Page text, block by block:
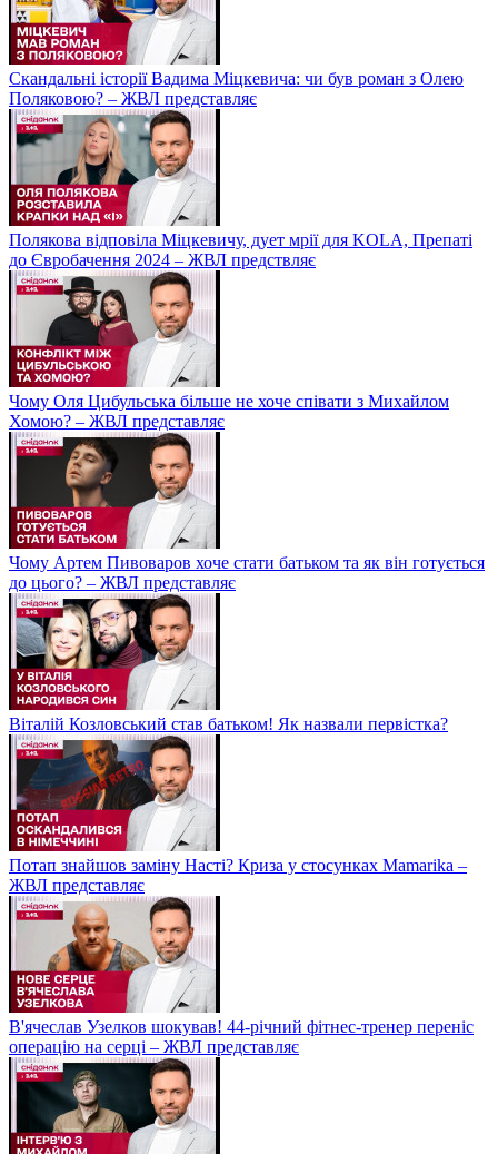
Скандальні історії Вадима Міцкевича: чи був роман з Олею
Поляковою? – ЖВЛ представляє
Полякова відповіла Міцкевичу, дует мрії для KOLA, Препаті
до Євробачення 2024 – ЖВЛ предствляє
Чому Оля Цибульська більше не хоче співати з Михайлом
Хомою? – ЖВЛ представляє
Чому Артем Пивоваров хоче стати батьком та як він готується
до цього? – ЖВЛ представляє
Віталій Козловський став батьком! Як назвали первістка?
Потап знайшов заміну Насті? Криза у стосунках Mamarika –
ЖВЛ представляє
В'ячеслав Узелков шокував! 44-річний фітнес-тренер переніс
операцію на серці – ЖВЛ представляє